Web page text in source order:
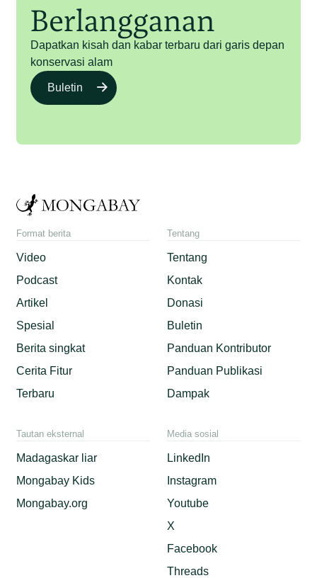
Berlangganan
Dapatkan kisah dan kabar terbaru dari garis depan
konservasi alam
Buletin
Format berita
Video
Podcast
Artikel
Spesial
Berita singkat
Cerita Fitur
Terbaru
Tentang
Tentang
Kontak
Donasi
Buletin
Panduan Kontributor
Panduan Publikasi
Dampak
Tautan eksternal
Madagaskar liar
Mongabay Kids
Mongabay.org
Media sosial
LinkedIn
Instagram
Youtube
X
Facebook
Threads